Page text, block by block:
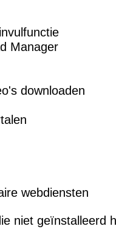
Manager
downloaden
webdiensten
niet geïnstalleerd